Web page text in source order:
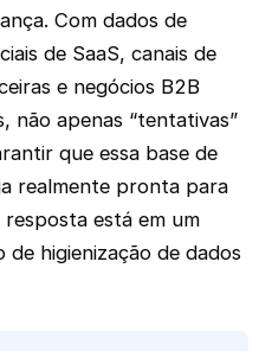
Com dados de
de SaaS, canais de
e negócios B2B
não apenas “tentativas”
que essa base de
realmente pronta para
está em um
higienização de dados